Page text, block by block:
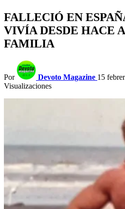
FALLECIÓ EN
VIVÍA DESDE HACE
FAMILIA
Por Devoto Magazine 15
Visualizaciones